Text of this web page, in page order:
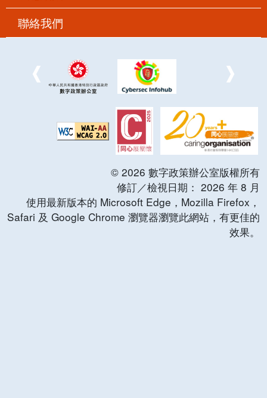
聯絡我們
© 2026 數字政策辦公室版權所有
修訂／檢視日期： 2026 年 8 月
使用最新版本的 Microsoft Edge，Mozilla Firefox，
Safari 及 Google Chrome 瀏覽器瀏覽此網站，有更佳的
效果。